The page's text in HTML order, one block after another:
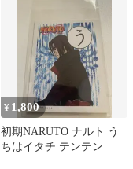
¥ 1,800
初期NARUTO ナルト う
ちはイタチ テンテン